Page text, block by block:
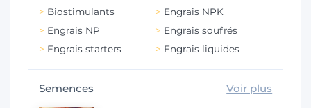
Biostimulants
Engrais NPK
Engrais NP
Engrais soufrés
Engrais starters
Engrais liquides
Semences Voir plus